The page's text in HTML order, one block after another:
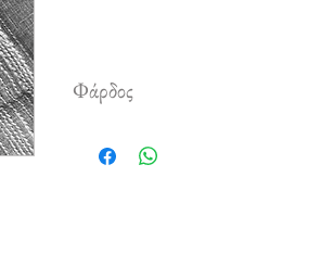
Φάρδος